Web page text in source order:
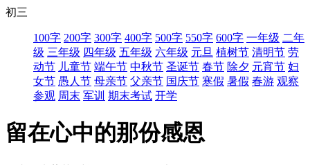
初三
100字 200字 300字 400字 500字 550字 600字 一年级 二年
级 三年级 四年级 五年级 六年级 元旦 植树节 清明节 劳
动节 儿童节 端午节 中秋节 圣诞节 春节 除夕 元宵节 妇
女节 愚人节 母亲节 父亲节 国庆节 寒假 暑假 春游 观察
参观 周末 军训 期末考试 开学
留在心中的那份感恩